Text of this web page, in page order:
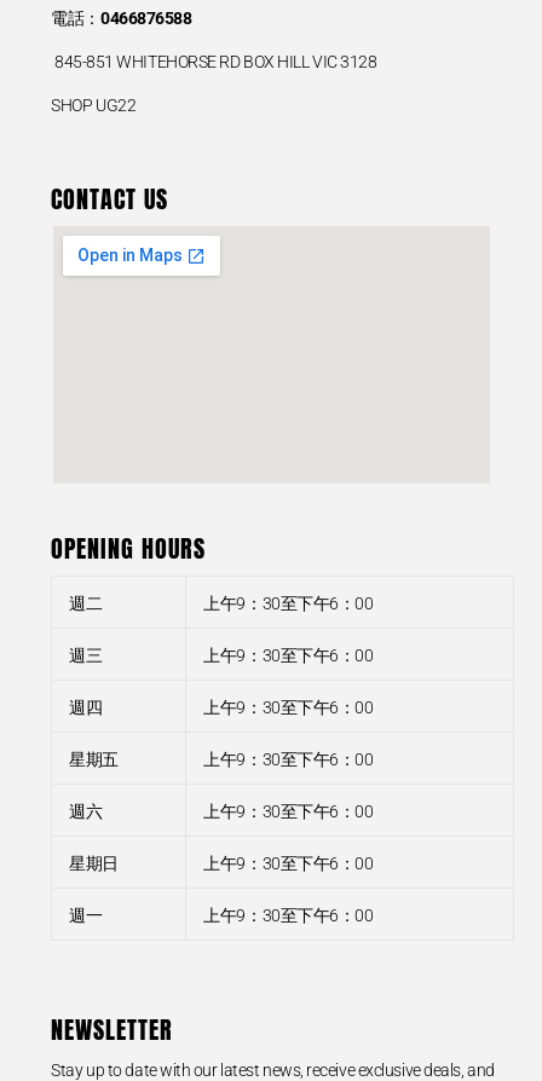
電話：0466876588
845-851 WHITEHORSE RD BOX HILL VIC 3128
SHOP UG22
CONTACT US
OPENING HOURS
週二 上午9：30至下午6：00
週三 上午9：30至下午6：00
週四 上午9：30至下午6：00
星期五 上午9：30至下午6：00
週六 上午9：30至下午6：00
星期日 上午9：30至下午6：00
週一 上午9：30至下午6：00
NEWSLETTER
Stay up to date with our latest news, receive exclusive deals, and